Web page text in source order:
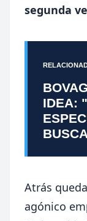
segunda
IDEA:
Atrás
agónico